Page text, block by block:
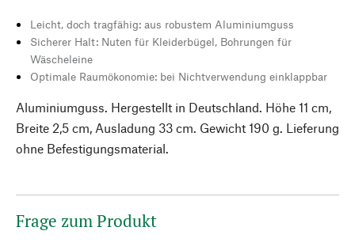
Leicht, doch tragfähig: aus robustem Aluminiumguss
Sicherer Halt: Nuten für Kleiderbügel, Bohrungen für
Wäscheleine
Optimale Raumökonomie: bei Nichtverwendung einklappbar
Aluminiumguss. Hergestellt in Deutschland. Höhe 11 cm,
Breite 2,5 cm, Ausladung 33 cm. Gewicht 190 g. Lieferung
ohne Befestigungsmaterial.
Frage zum Produkt